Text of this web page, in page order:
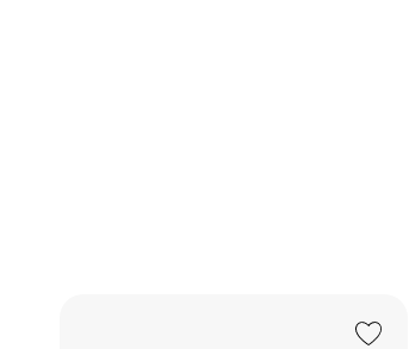
Add to Wishlist